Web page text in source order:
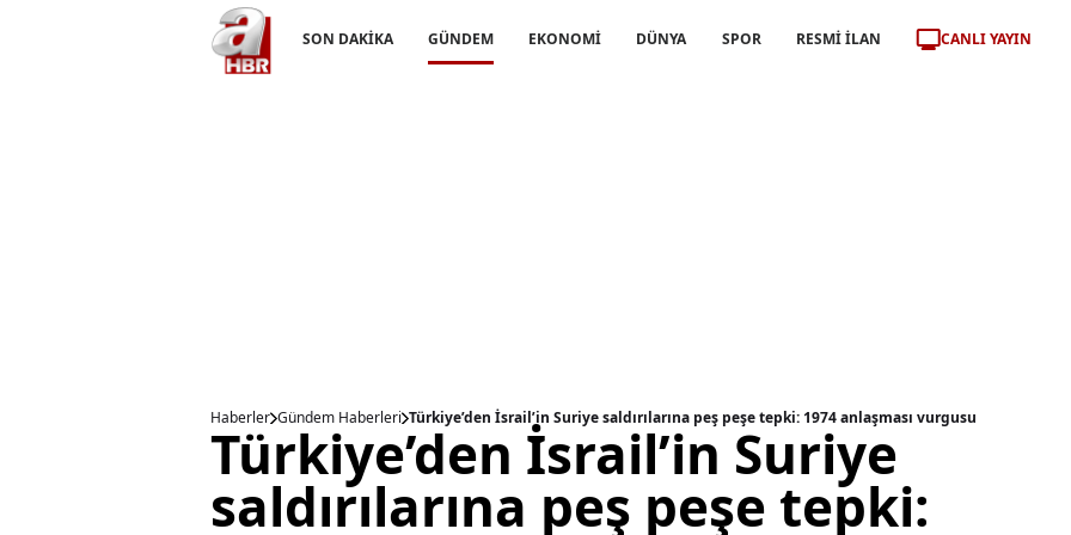
SON DAKİKA GÜNDEM EKONOMİ DÜNYA SPOR RESMİ İLAN CANLI YAYIN
Haberler Gündem Haberleri Türkiye’den İsrail’in Suriye saldırılarına peş peşe tepki: 1974 anlaşması vurgusu
Türkiye’den İsrail’in Suriye
saldırılarına peş peşe tepki: